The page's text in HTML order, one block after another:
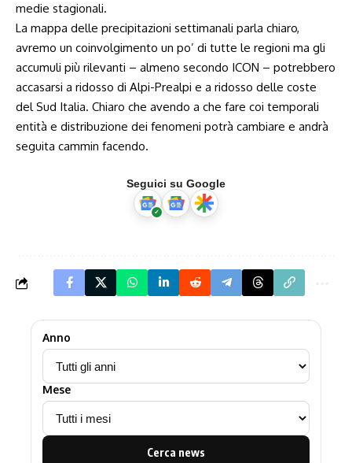
medie stagionali.
La mappa delle precipitazioni settimanali parla chiaro,
avremo un coinvolgimento un po’ di tutte le regioni ma gli
accumuli più rilevanti – almeno secondo ICON – potrebbero
accasarsi a ridosso di Alpi-Prealpi e a ridosso delle coste
del Sud Italia. Chiaro che avendo a che fare coi temporali
entità e distribuzione dei fenomeni potrà cambiare e andrà
seguita cammin facendo.
Seguici su Google
Anno
Mese
Cerca news